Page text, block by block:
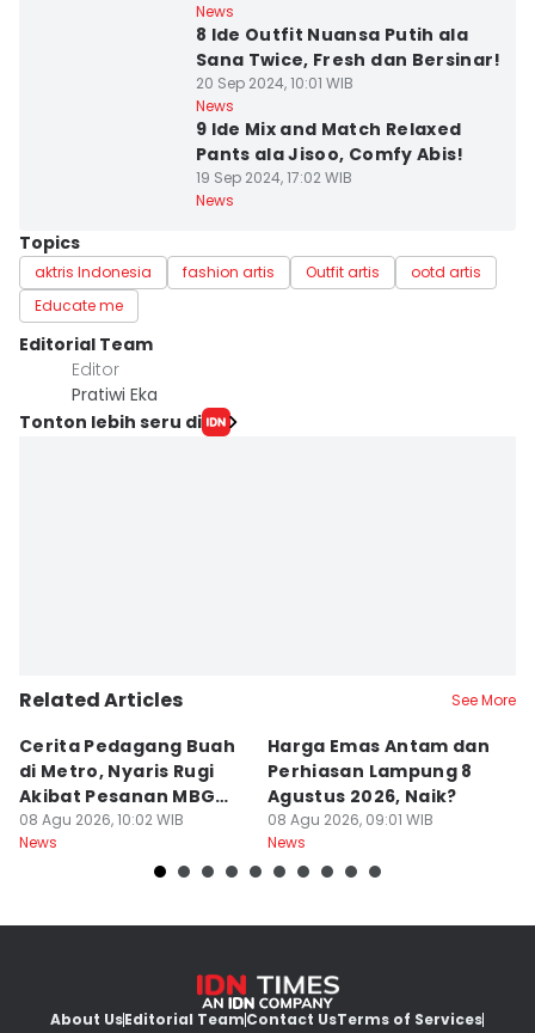
News
8 Ide Outfit Nuansa Putih ala
Sana Twice, Fresh dan Bersinar!
20 Sep 2024, 10:01 WIB
News
9 Ide Mix and Match Relaxed
Pants ala Jisoo, Comfy Abis!
19 Sep 2024, 17:02 WIB
News
Topics
aktris Indonesia fashion artis Outfit artis
ootd artis
Educate me
Editorial Team
Editor
Pratiwi Eka
Tonton lebih seru di
Related Articles See More
Cerita Pedagang Buah
di Metro, Nyaris Rugi
Akibat Pesanan MBG
Batal
08 Agu 2026, 10:02 WIB
News
Harga Emas Antam dan
Perhiasan Lampung 8
Agustus 2026, Naik?
08 Agu 2026, 09:01 WIB
News
About UsEditorial TeamContact UsTerms of Services